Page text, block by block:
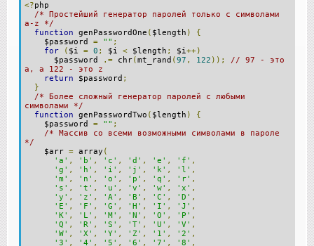
<?php
/* Простейший генератор паролей только с символами
a-z */
function genPasswordOne ( $length )
{
$password = "" ;
for
( $i = 0 ; $i < $length ; $i++)
$password
.= chr( mt_rand ( 97 , 122 ));
// 97 - это
a, а 122 - это z
return $password ;
}
/* Более сложный генератор паролей с любыми
символами */
function genPasswordTwo ( $length )
{
$password = "" ;
/* Массив со всеми возможными символами в пароле
*/
$arr = array (
'a' , 'b' , 'c' , 'd' , 'e' , 'f' ,
'g' , 'h' , 'i' , 'j' , 'k' , 'l' ,
'm' , 'n' , 'o' , 'p' , 'q' , 'r' ,
's' , 't' , 'u' , 'v' , 'w' , 'x' ,
'y' , 'z' , 'A' , 'B' , 'C' , 'D' ,
'E' , 'F' , 'G' , 'H' , 'I' , 'J' ,
'K' , 'L' , 'M' , 'N' , 'O' , 'P' ,
'Q' , 'R' , 'S' , 'T' , 'U' , 'V' ,
'W' , 'X' , 'Y' , 'Z' , '1' , '2' ,
'3' , '4' , '5' , '6' , '7' , '8' ,